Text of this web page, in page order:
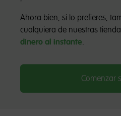
Ahora bien, si lo prefieres,
cualquiera de nuestras
dinero al instante.
Comenzar